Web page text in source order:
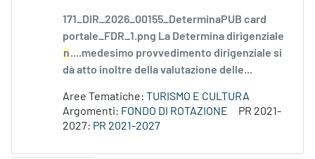
171_DIR_2026_00155_DeterminaPUB card
portale_FDR_1.png La Determina dirigenziale
n....medesimo provvedimento dirigenziale si
dà atto inoltre della valutazione delle...
Aree Tematiche: TURISMO E CULTURA
Argomenti: FONDO DI ROTAZIONE
PR 2021-
2027: PR 2021-2027